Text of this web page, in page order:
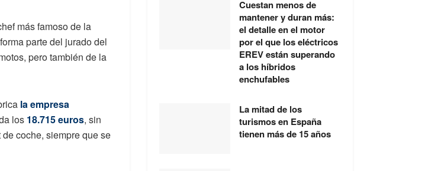
más famoso de la
parte del jurado del
pero también de la
la empresa
los 18.715 euros, sin
coche, siempre que se
Cuestan menos de
mantener y duran más:
el detalle en el motor
por el que los eléctricos
EREV están superando
a los híbridos
enchufables
La mitad de los
turismos en España
tienen más de 15 años